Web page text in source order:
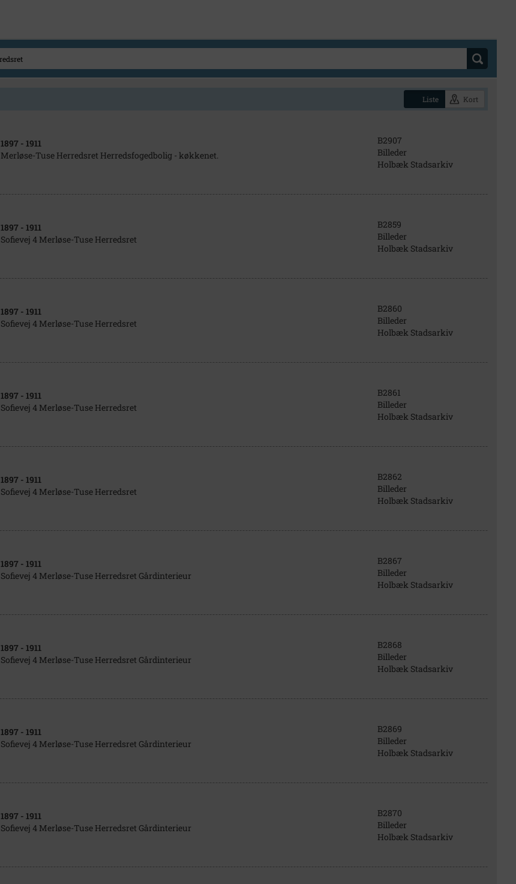
Liste Kort
1897 - 1911
Merløse-Tuse Herredsret Herredsfogedbolig - køkkenet.
B2907
Billeder
Holbæk Stadsarkiv
1897 - 1911
Sofievej 4 Merløse-Tuse Herredsret
B2859
Billeder
Holbæk Stadsarkiv
1897 - 1911
Sofievej 4 Merløse-Tuse Herredsret
B2860
Billeder
Holbæk Stadsarkiv
1897 - 1911
Sofievej 4 Merløse-Tuse Herredsret
B2861
Billeder
Holbæk Stadsarkiv
1897 - 1911
Sofievej 4 Merløse-Tuse Herredsret
B2862
Billeder
Holbæk Stadsarkiv
1897 - 1911
Sofievej 4 Merløse-Tuse Herredsret Gårdinterieur
B2867
Billeder
Holbæk Stadsarkiv
1897 - 1911
Sofievej 4 Merløse-Tuse Herredsret Gårdinterieur
B2868
Billeder
Holbæk Stadsarkiv
1897 - 1911
Sofievej 4 Merløse-Tuse Herredsret Gårdinterieur
B2869
Billeder
Holbæk Stadsarkiv
1897 - 1911
Sofievej 4 Merløse-Tuse Herredsret Gårdinterieur
B2870
Billeder
Holbæk Stadsarkiv